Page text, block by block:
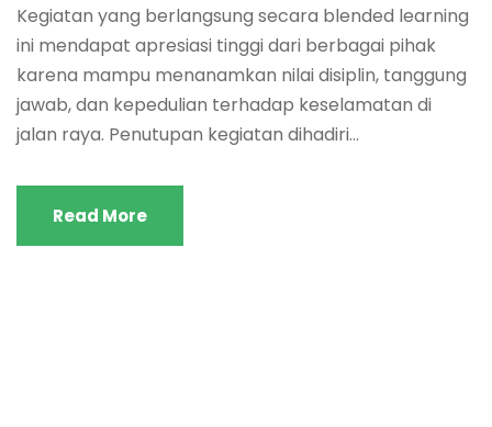
Kegiatan yang berlangsung secara blended learning
ini mendapat apresiasi tinggi dari berbagai pihak
karena mampu menanamkan nilai disiplin, tanggung
jawab, dan kepedulian terhadap keselamatan di
jalan raya. Penutupan kegiatan dihadiri...
Read More